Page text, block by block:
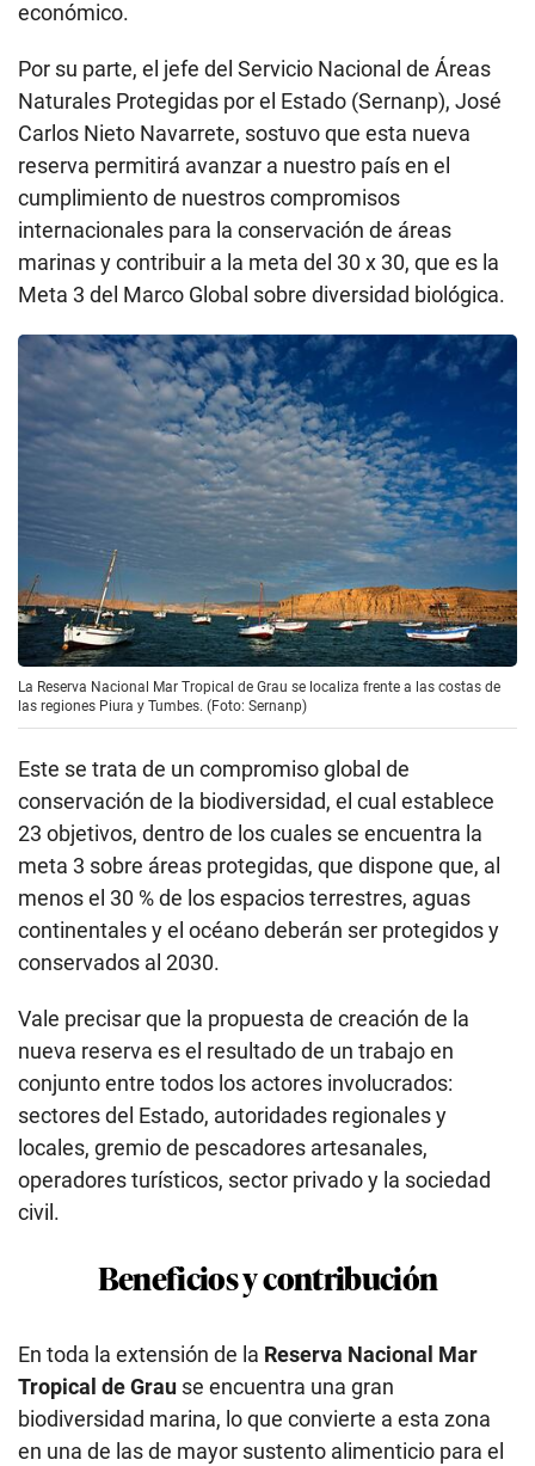
económico.
Por su parte, el jefe del Servicio Nacional de Áreas
Naturales Protegidas por el Estado (Sernanp), José
Carlos Nieto Navarrete, sostuvo que esta nueva
reserva permitirá avanzar a nuestro país en el
cumplimiento de nuestros compromisos
internacionales para la conservación de áreas
marinas y contribuir a la meta del 30 x 30, que es la
Meta 3 del Marco Global sobre diversidad biológica.
La Reserva Nacional Mar Tropical de Grau se localiza frente a las costas de
las regiones Piura y Tumbes. (Foto: Sernanp)
Este se trata de un compromiso global de
conservación de la biodiversidad, el cual establece
23 objetivos, dentro de los cuales se encuentra la
meta 3 sobre áreas protegidas, que dispone que, al
menos el 30 % de los espacios terrestres, aguas
continentales y el océano deberán ser protegidos y
conservados al 2030.
Vale precisar que la propuesta de creación de la
nueva reserva es el resultado de un trabajo en
conjunto entre todos los actores involucrados:
sectores del Estado, autoridades regionales y
locales, gremio de pescadores artesanales,
operadores turísticos, sector privado y la sociedad
civil.
Beneficios y contribución
En toda la extensión de la Reserva Nacional Mar
Tropical de Grau se encuentra una gran
biodiversidad marina, lo que convierte a esta zona
en una de las de mayor sustento alimenticio para el